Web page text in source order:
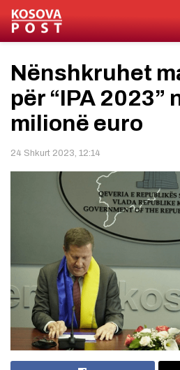
​Nënshkruhet
për “IPA 2023”
milionë euro
24 Shkurt 2023, 12:14